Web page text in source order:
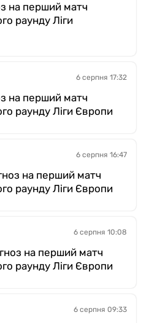
на перший матч
раунду Ліги
6 серпня 17:32
на перший матч
раунду Ліги Європи
6 серпня 16:47
на перший матч
раунду Ліги Європи
6 серпня 10:08
на перший матч
раунду Ліги Європи
6 серпня 09:33